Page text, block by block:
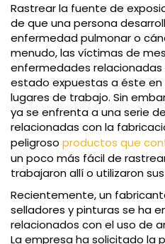
Rastrear la fuente de
de que una persona
enfermedad pulmonar o
menudo, las víctimas de
enfermedades
estado expuestas a éste en
lugares de trabajo. Sin
ya se enfrenta a una serie
relacionadas con la
peligroso productos que
un poco más fácil de
trabajaron allí o utilizaron
Recientemente, un
selladores y pinturas se ha
relacionados con el uso de
La empresa ha solicitado la